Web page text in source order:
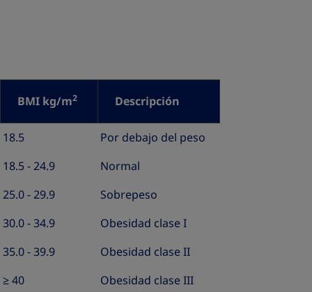
BMI kg/m2 Descripción
18.5
Por debajo del peso
18.5 - 24.9
Normal
25.0 - 29.9
Sobrepeso
30.0 - 34.9
Obesidad clase I
35.0 - 39.9
Obesidad clase II
≥ 40
Obesidad clase III